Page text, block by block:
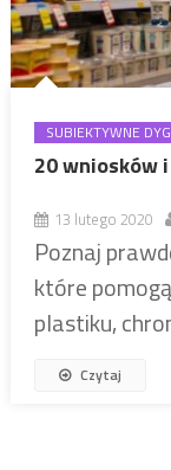
SUBIEKTYWNE
20 wniosków
13 lutego 2020
Poznaj
które
plastiku,
Czytaj